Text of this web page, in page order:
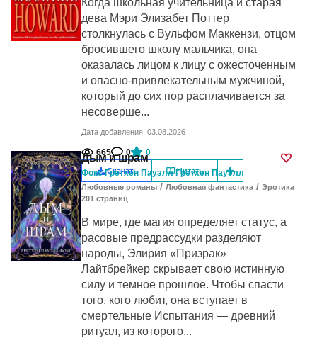
Когда школьная учительница и старая
дева Мэри Элизабет Поттер
столкнулась с Вульфом Маккензи, отцом
бросившего школу мальчика, она
оказалась лицом к лицу с ожесточенным
и опасно-привлекательным мужчиной,
который до сих пор расплачивается за
несоверше...
Дата добавления: 03.08.2026
665 0 0
Скачать Читать
Дым и шрам
Фокс Гретхен Пауэлл Гретхен Пауэлл
Любовные романы / Любовная фантастика / Эротика
201 cтраниц
В мире, где магия определяет статус, а
расовые предрассудки разделяют
народы, Элирия «Призрак»
Лайтбрейкер скрывает свою истинную
силу и темное прошлое. Чтобы спасти
того, кого любит, она вступает в
смертельные Испытания — древний
ритуал, из которого...